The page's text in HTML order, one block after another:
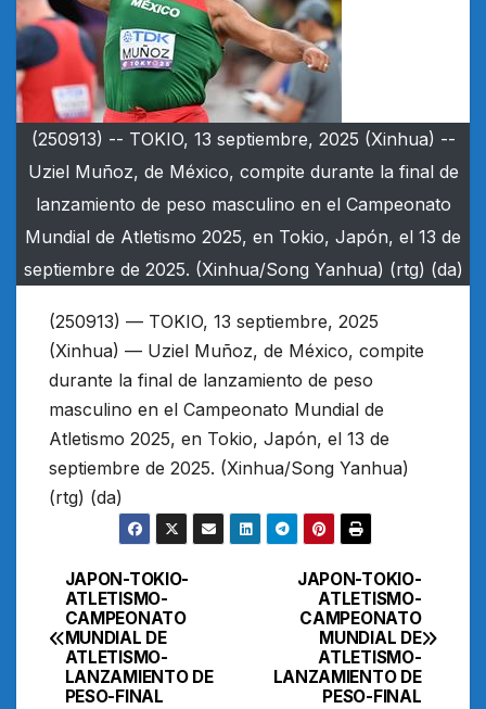
(250913) -- TOKIO, 13 septiembre, 2025 (Xinhua) --
Uziel Muñoz, de México, compite durante la final de
lanzamiento de peso masculino en el Campeonato
Mundial de Atletismo 2025, en Tokio, Japón, el 13 de
septiembre de 2025. (Xinhua/Song Yanhua) (rtg) (da)
(250913) — TOKIO, 13 septiembre, 2025
(Xinhua) — Uziel Muñoz, de México, compite
durante la final de lanzamiento de peso
masculino en el Campeonato Mundial de
Atletismo 2025, en Tokio, Japón, el 13 de
septiembre de 2025. (Xinhua/Song Yanhua)
(rtg) (da)
Navegación
de
entradas
JAPON-TOKIO-
ATLETISMO-
CAMPEONATO
MUNDIAL DE
ATLETISMO-
LANZAMIENTO DE
PESO-FINAL
JAPON-TOKIO-
ATLETISMO-
CAMPEONATO
MUNDIAL DE
ATLETISMO-
LANZAMIENTO DE
PESO-FINAL